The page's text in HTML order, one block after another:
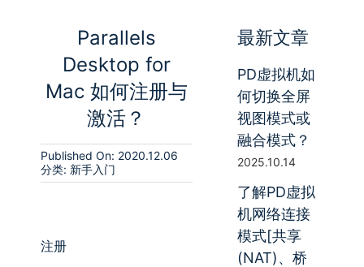
登录
购物车
Parallels
Desktop for
Mac 如何注册与
激活？
Published On: 2020.12.06
分类: 新手入门
注册
最新文章
PD虚拟机如
何切换全屏
视图模式或
融合模式？
2025.10.14
了解PD虚拟
机网络连接
模式[共享
(NAT)、桥